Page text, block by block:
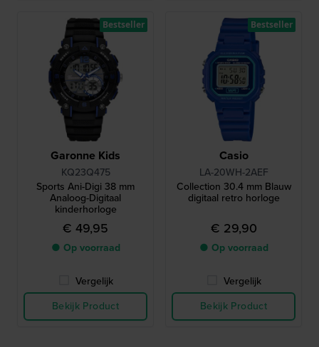
Garonne Kids
KQ23Q475
Sports Ani-Digi 38 mm
Analoog-Digitaal
kinderhorloge
€ 49,95
● Op voorraad
Vergelijk
Bekijk Product
Bestseller
Casio
LA-20WH-2AEF
Collection 30.4 mm Blauw
digitaal retro horloge
€ 29,90
● Op voorraad
Vergelijk
Bekijk Product
Bestseller